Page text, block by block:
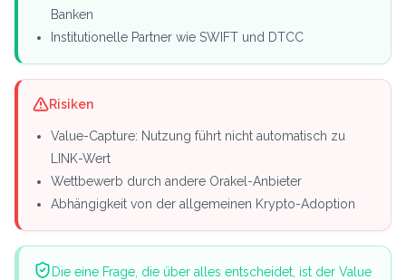
Banken
Institutionelle Partner wie SWIFT und DTCC
Risiken
Value-Capture: Nutzung führt nicht automatisch zu
LINK-Wert
Wettbewerb durch andere Orakel-Anbieter
Abhängigkeit von der allgemeinen Krypto-Adoption
Die eine Frage, die über alles entscheidet, ist der Value